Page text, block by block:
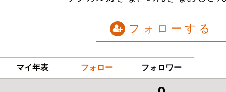
フォローする
マイ年表 フォロー フォロワー